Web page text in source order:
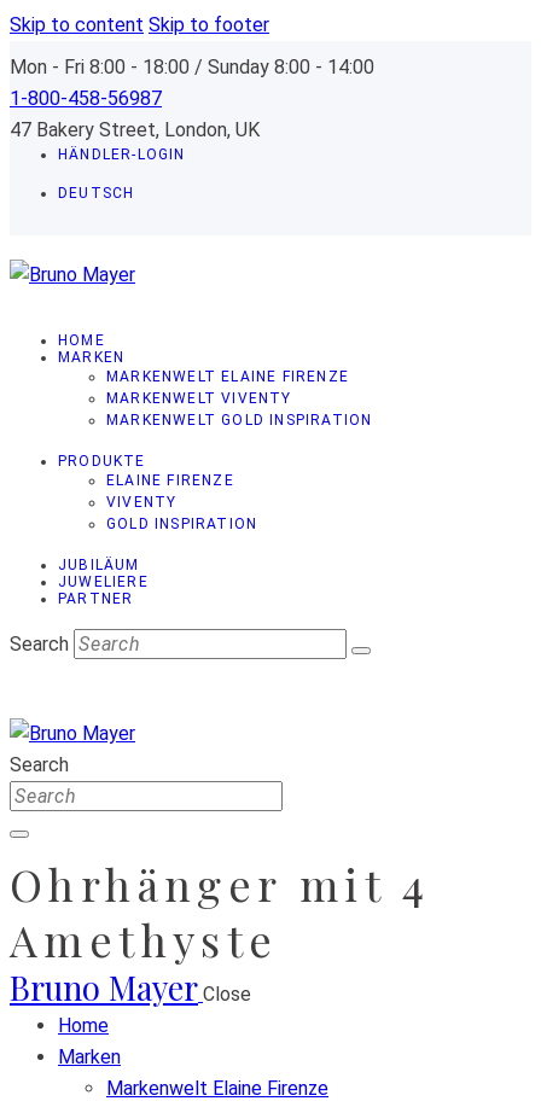
Skip to content Skip to footer
Mon - Fri 8:00 - 18:00 / Sunday 8:00 - 14:00
1-800-458-56987
47 Bakery Street, London, UK
HÄNDLER-LOGIN
DEUTSCH
HOME
MARKEN
MARKENWELT ELAINE FIRENZE
MARKENWELT VIVENTY
MARKENWELT GOLD INSPIRATION
PRODUKTE
ELAINE FIRENZE
VIVENTY
GOLD INSPIRATION
JUBILÄUM
JUWELIERE
PARTNER
Search
Search
Ohrhänger mit 4
Amethyste
Bruno Mayer Close
Home
Marken
Markenwelt Elaine Firenze